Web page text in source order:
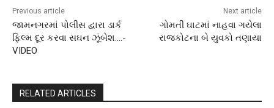
Previous article
જામનગરમાં પોલીસ દ્વારા ડાર્ક
ફિલ્મ દૂર કરવા સઘન ઝૂંબેશ….-
VIDEO
Next article
ગોમતી ઘાટમાં નાહવા ગયેલા
રાજકોટના બે યુવકો તણાયા
RELATED ARTICLES